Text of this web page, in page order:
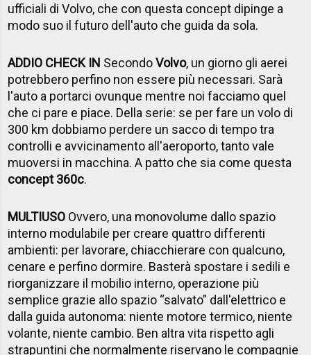
ufficiali di Volvo, che con questa concept dipinge a
modo suo il futuro dell'auto che guida da sola.
ADDIO CHECK IN SecondoVolvo, un giorno gli aerei
potrebbero perfino non essere più necessari. Sarà
l'auto a portarci ovunque mentre noi facciamo quel
che ci pare e piace. Della serie: se per fare un volo di
300 km dobbiamo perdere un sacco di tempo tra
controlli e avvicinamento all'aeroporto, tanto vale
muoversi in macchina. A patto che sia come questa
concept 360c.
MULTIUSO Ovvero, una monovolume dallo spazio
interno modulabile per creare quattro differenti
ambienti: per lavorare, chiacchierare con qualcuno,
cenare e perfino dormire. Basterà spostare i sedili e
riorganizzare il mobilio interno, operazione più
semplice grazie allo spazio “salvato” dall'elettrico e
dalla guida autonoma: niente motore termico, niente
volante, niente cambio. Ben altra vita rispetto agli
strapuntini che normalmente riservano le compagnie